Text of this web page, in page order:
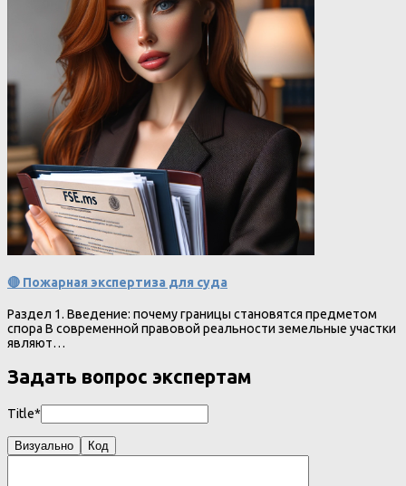
🔴 Пожарная экспертиза для суда
Раздел 1. Введение: почему границы становятся предметом
спора В современной правовой реальности земельные участки
являют…
Задать вопрос экспертам
Title*
Визуально Код